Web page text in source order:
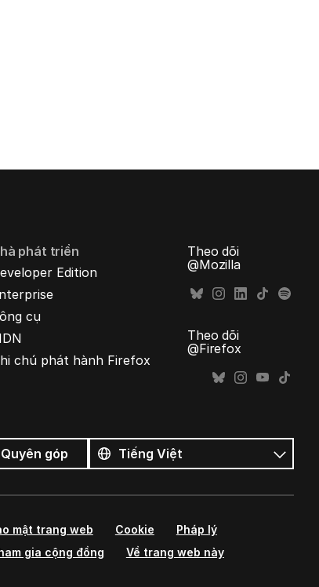
phát triển
Edition
cụ
chú phát hành Firefox
Theo dõi
@Mozilla
Theo dõi
@Firefox
Quyên góp
cả
ngôn
ngữ
Ngôn
ngữ
mật trang web Cookie
Pháp lý
gia cộng đồng
Về trang web này